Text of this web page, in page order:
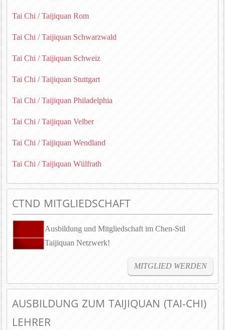
Tai Chi / Taijiquan Rom
Tai Chi / Taijiquan Schwarzwald
Tai Chi / Taijiquan Schweiz
Tai Chi / Taijiquan Stuttgart
Tai Chi / Taijiquan Philadelphia
Tai Chi / Taijiquan Velber
Tai Chi / Taijiquan Wendland
Tai Chi / Taijiquan Wülfrath
CTND MITGLIEDSCHAFT
Ausbildung und Mitgliedschaft im Chen-Stil
Taijiquan Netzwerk!
MITGLIED WERDEN
AUSBILDUNG ZUM TAIJIQUAN (TAI-CHI)
LEHRER